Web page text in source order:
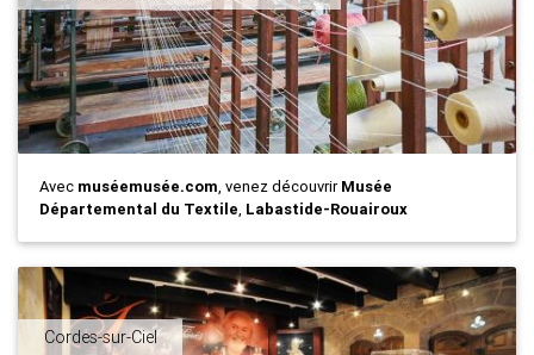
Avec muséemusée.com, venez découvrirMusée
Départemental du Textile, Labastide-Rouairoux
Cordes-sur-Ciel